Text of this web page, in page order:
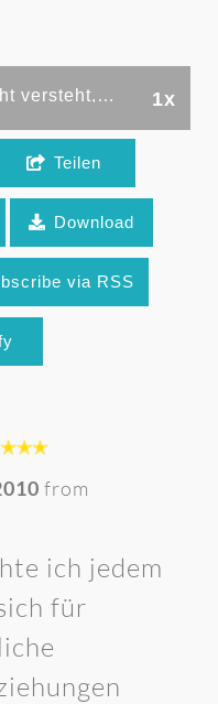
1x
Wenn das Herz nicht versteht, was der Verstand längst weiß – über frühes Bindungstrauma und Trennungsschmerz (Folge 308)
was der
frühes
(Folge
Teilen
Download
via RSS
from
ich jedem
für